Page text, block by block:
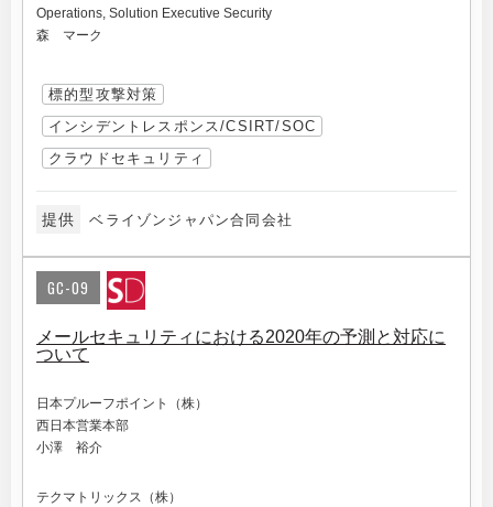
Operations, Solution Executive Security
森 マーク
標的型攻撃対策
インシデントレスポンス/CSIRT/SOC
クラウドセキュリティ
提供 ベライゾンジャパン合同会社
GC-09
メールセキュリティにおける2020年の予測と対応に
ついて
日本プルーフポイント（株）
西日本営業本部
小澤 裕介
テクマトリックス（株）